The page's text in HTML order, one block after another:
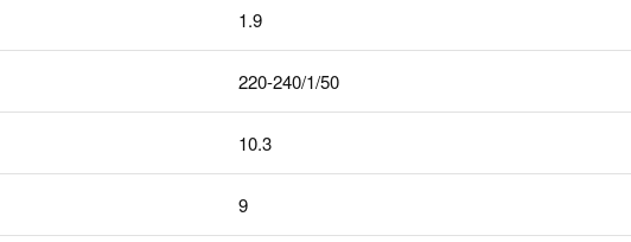
1.9
220-240/1/50
10.3
9